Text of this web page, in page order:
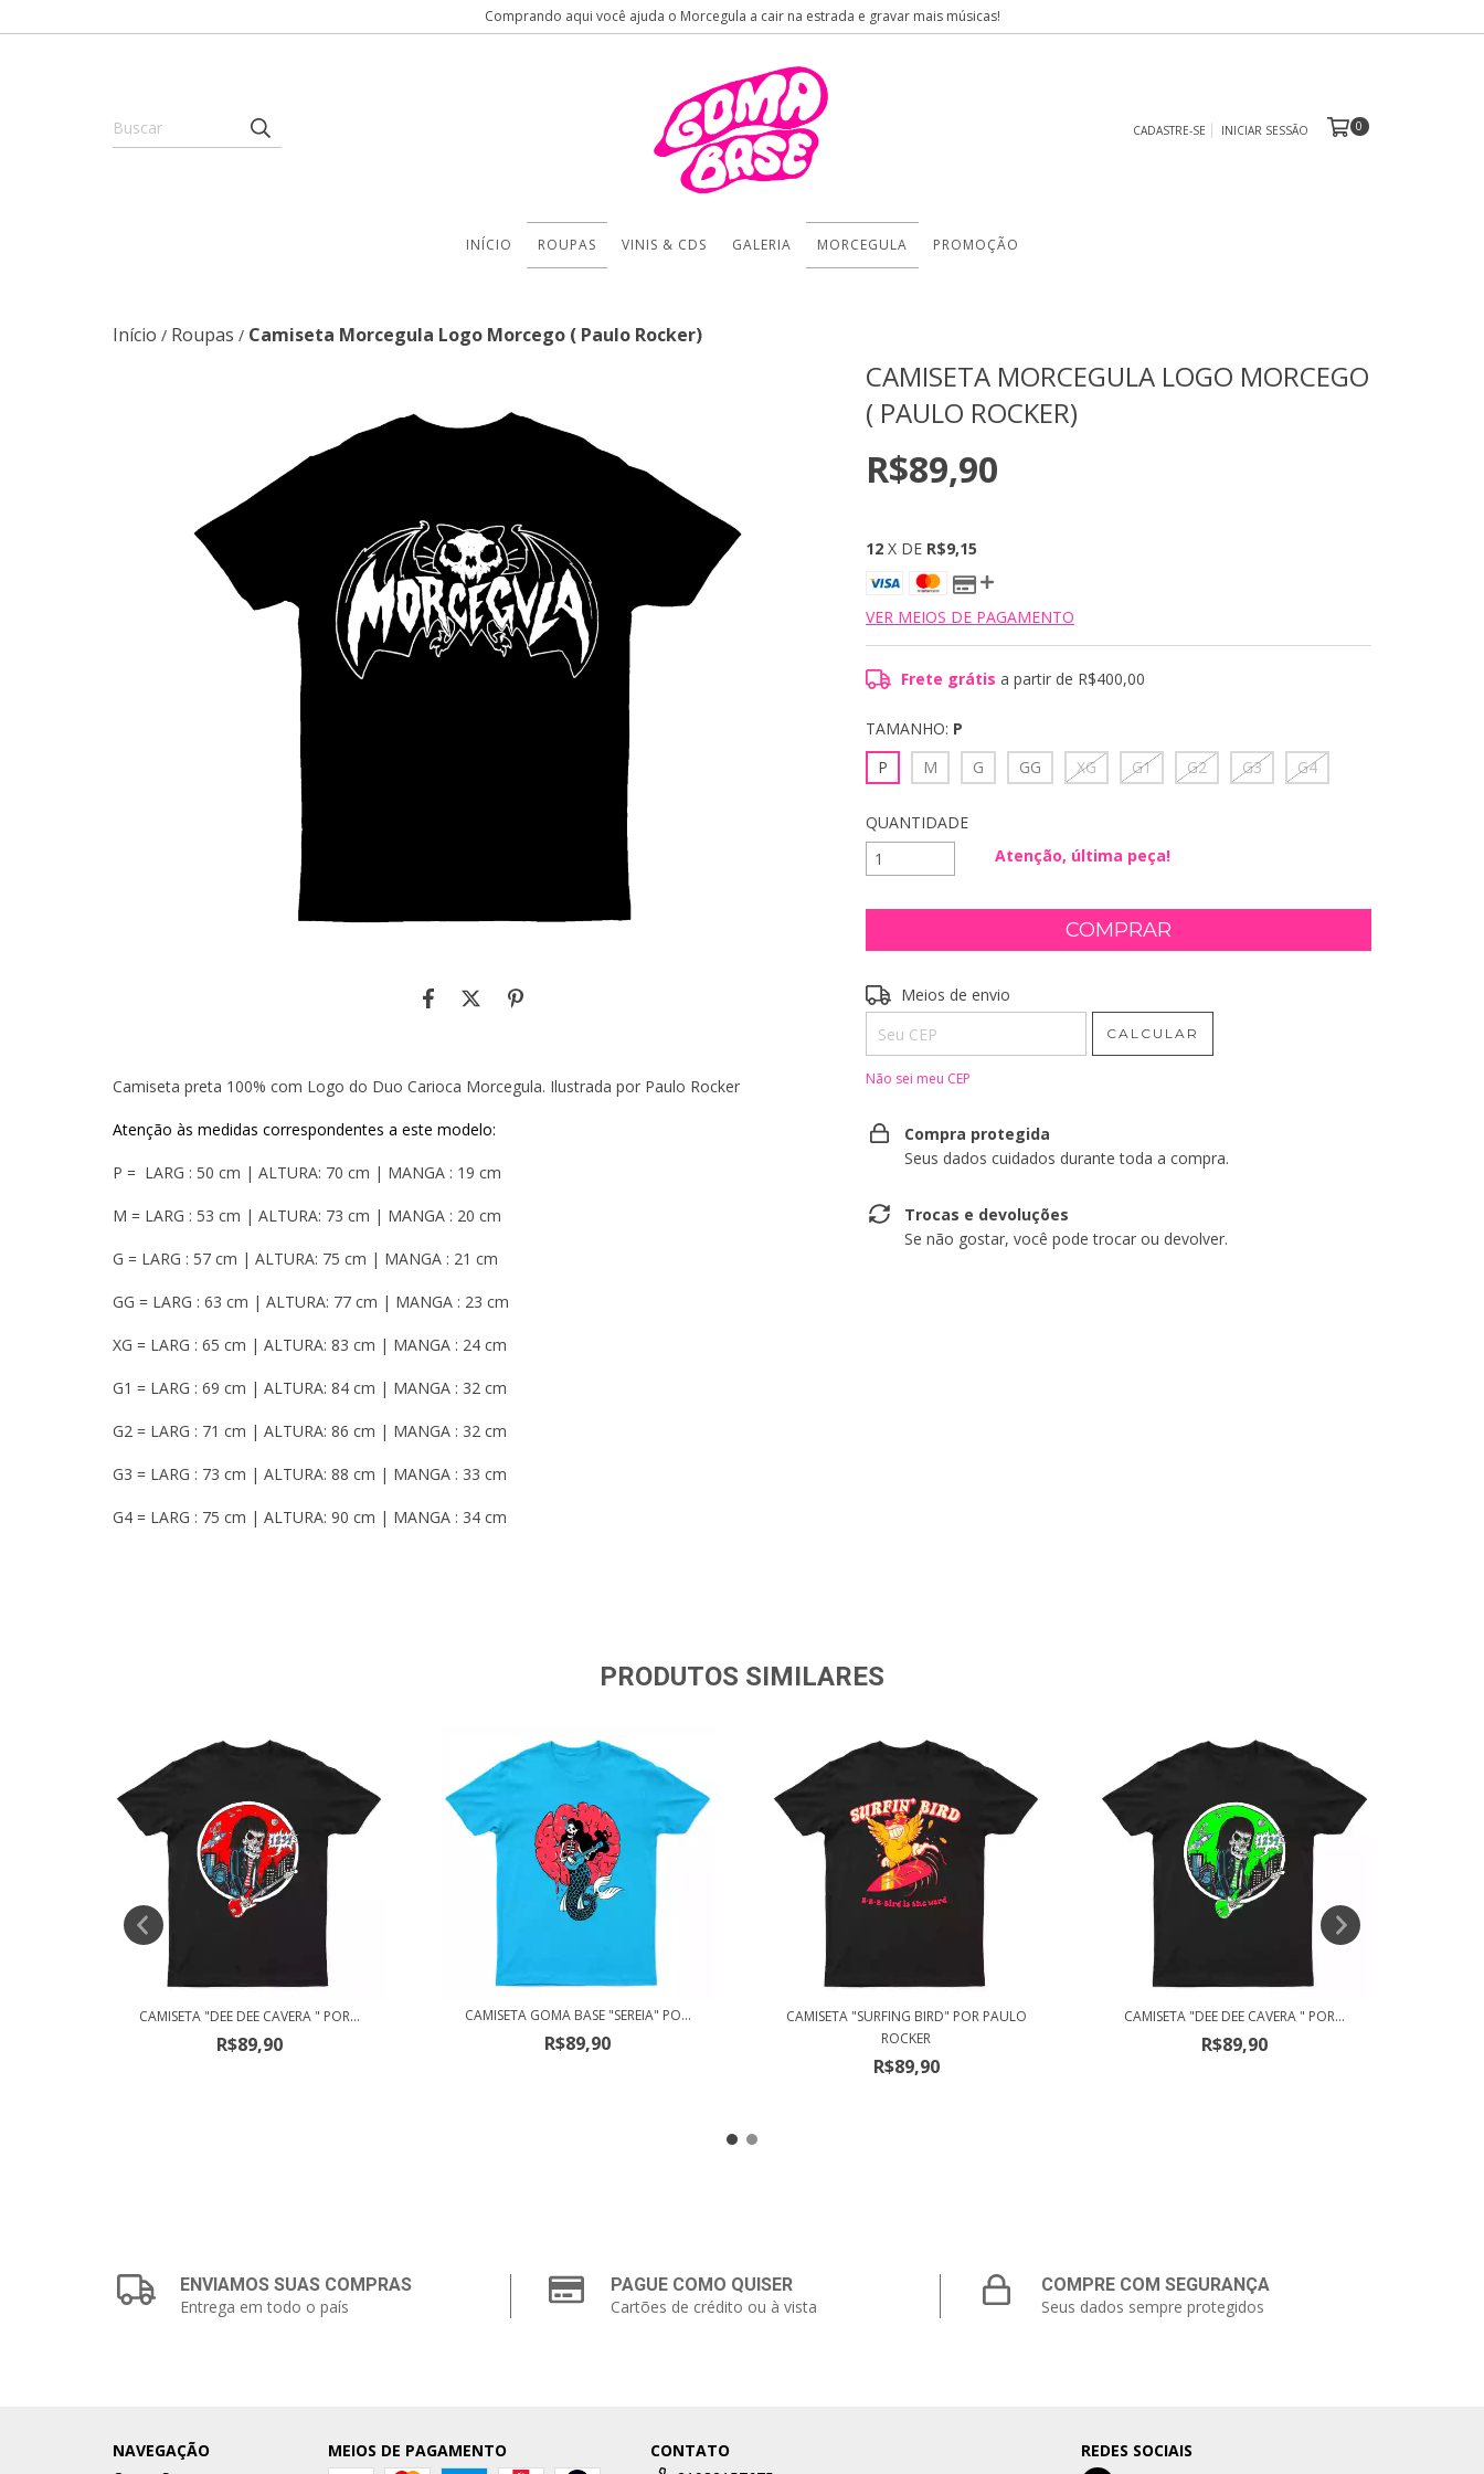
Comprando aqui você ajuda o Morcegula a cair na estrada e gravar mais músicas!
CADASTRE-SE INICIAR SESSÃO 0
INÍCIO ROUPAS VINIS & CDS GALERIA MORCEGULA PROMOÇÃO
Início / Roupas / Camiseta Morcegula Logo Morcego ( Paulo Rocker)
Camiseta preta 100% com Logo do Duo Carioca Morcegula. Ilustrada por Paulo Rocker
Atenção às medidas correspondentes a este modelo:
P = LARG : 50 cm | ALTURA: 70 cm | MANGA : 19 cm
M = LARG : 53 cm | ALTURA: 73 cm | MANGA : 20 cm
G = LARG : 57 cm | ALTURA: 75 cm | MANGA : 21 cm
GG = LARG : 63 cm | ALTURA: 77 cm | MANGA : 23 cm
XG = LARG : 65 cm | ALTURA: 83 cm | MANGA : 24 cm
G1 = LARG : 69 cm | ALTURA: 84 cm | MANGA : 32 cm
G2 = LARG : 71 cm | ALTURA: 86 cm | MANGA : 32 cm
G3 = LARG : 73 cm | ALTURA: 88 cm | MANGA : 33 cm
G4 = LARG : 75 cm | ALTURA: 90 cm | MANGA : 34 cm
CAMISETA MORCEGULA LOGO MORCEGO
( PAULO ROCKER)
R$89,90
12 X DE R$9,15
VER MEIOS DE PAGAMENTO
Frete grátis a partir de R$400,00
TAMANHO: P
P
M G GG XG G1 G2 G3 G4
QUANTIDADE
Atenção, última peça!
Entregas para o CEP:
Meios de envio
CALCULAR
Não sei meu CEP
Compra protegida
Seus dados cuidados durante toda a compra.
Trocas e devoluções
Se não gostar, você pode trocar ou devolver.
PRODUTOS SIMILARES
CAMISETA "DEE DEE CAVERA " POR...
R$89,90
CAMISETA GOMA BASE "SEREIA" PO...
R$89,90
CAMISETA "SURFING BIRD" POR PAULO
ROCKER
R$89,90
CAMISETA "DEE DEE CAVERA " POR...
R$89,90
ENVIAMOS SUAS COMPRAS
Entrega em todo o país
PAGUE COMO QUISER
Cartões de crédito ou à vista
COMPRE COM SEGURANÇA
Seus dados sempre protegidos
NAVEGAÇÃO
MEIOS DE PAGAMENTO
CONTATO
REDES SOCIAIS